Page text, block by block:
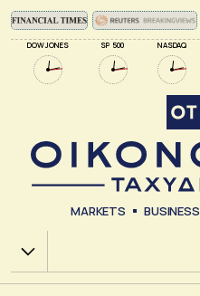
DOW JONES SP 500 NASDAQ
MARKETS BUSINESS
Χ.Α.